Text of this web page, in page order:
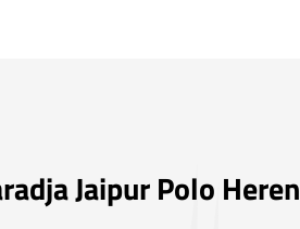
Jaipur Polo Heren